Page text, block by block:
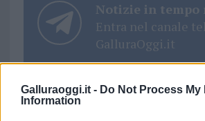
Galluraoggi.it - Do Not Process My
Information
Notizie in tempo
Entra nel canale
GalluraOggi.it